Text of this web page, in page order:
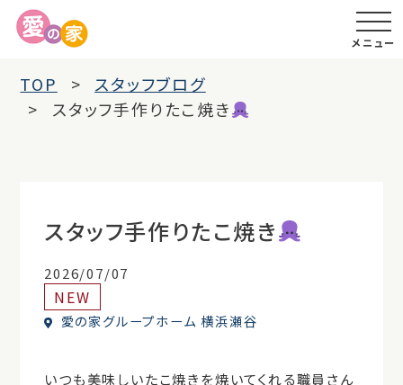
メニュー
TOP
スタッフブログ
スタッフ手作りたこ焼き
スタッフ手作りたこ焼き
2026/07/07
NEW
愛の家グループホーム 横浜瀬谷
いつも美味しいたこ焼きを焼いてくれる職員さん